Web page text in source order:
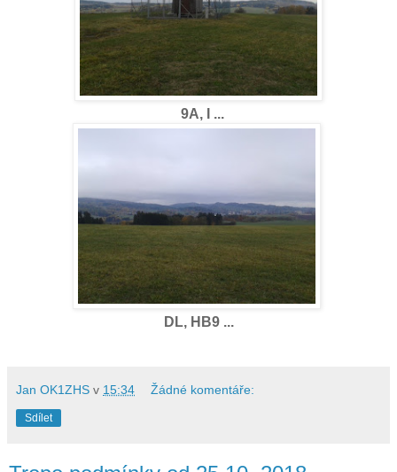
9A, I ...
DL, HB9 ...
Jan OK1ZHS v 15:34 Žádné komentáře:
Sdílet